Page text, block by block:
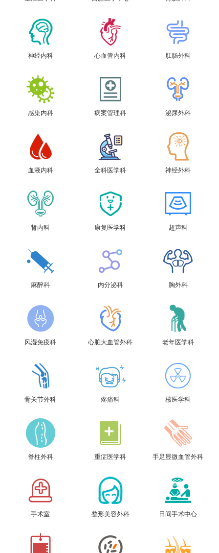
神经内科 心血管内科 肛肠外科
感染内科 病案管理科 泌尿外科
血液内科 全科医学科 神经外科
肾内科 康复医学科 超声科
麻醉科 内分泌科 胸外科
风湿免疫科 心脏大血管外科 老年医学科
骨关节外科 疼痛科 核医学科
脊柱外科 重症医学科 手足显微血管外科
手术室 整形美容外科 日间手术中心